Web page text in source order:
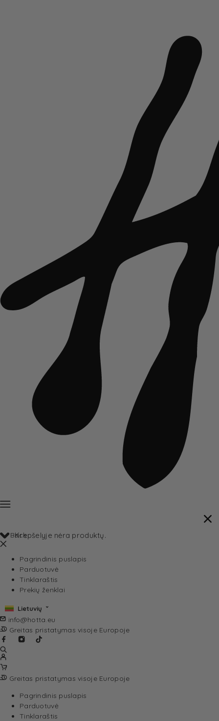
Krepšelyje nėra produktų.
Back
Pagrindinis puslapis
Parduotuvė
Tinklaraštis
Prekių ženklai
Lietuvių
info@hotta.eu
Greitas pristatymas visoje Europoje
Greitas pristatymas visoje Europoje
Pagrindinis puslapis
Parduotuvė
Tinklaraštis